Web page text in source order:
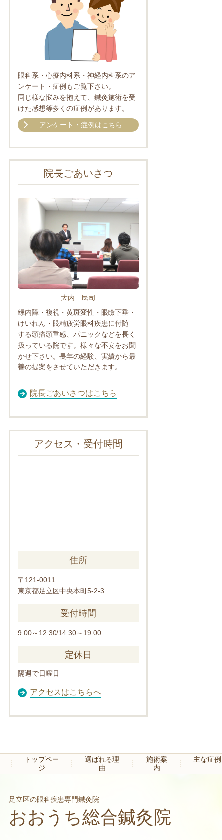
眼科系・心療内科系・神経内科系のア
ンケート・症例もご覧下さい。
同じ様な悩みを抱えて、鍼灸施術を受
けた感想等多くの症例があります。
アンケート・症例はこちら
院長ごあいさつ
大内 民司
緑内障・複視・黄斑変性・眼瞼下垂・
けいれん・眼精疲労眼科疾患に付随
する頭痛頭重感、パニックなどを長く
扱っている院です。様々な不安をお聞
かせ下さい。長年の経験、実績から最
善の提案をさせていただきます。
院長ごあいさつはこちら
アクセス・受付時間
住所
〒121-0011
東京都足立区中央本町5-2-3
受付時間
9:00～12:30/14:30～19:00
定休日
隔週で日曜日
アクセスはこちらへ
トップペー
ジ
選ばれる理
由
施術案
内
主な症
足立区の眼科疾患専門鍼灸院
おおうち総合鍼灸院